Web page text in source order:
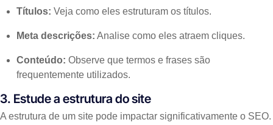
Títulos: Veja como eles estruturam os títulos.
Meta descrições: Analise como eles atraem cliques.
Conteúdo: Observe que termos e frases são
frequentemente utilizados.
3. Estude a estrutura do site
A estrutura de um site pode impactar significativamente o SEO.